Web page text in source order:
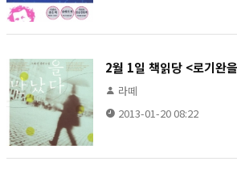
2월 1일 책읽당 <로기완
라떼
2013-01-20 08:22